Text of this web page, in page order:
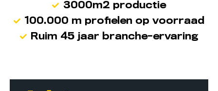
3000m2 productie
100.000 m profielen op voorraad
Ruim 45 jaar branche-ervaring